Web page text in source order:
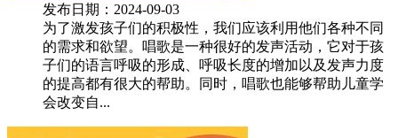
发布日期：2024-09-03
为了激发孩子们的积极性，我们应该利用他们各种不同
的需求和欲望。唱歌是一种很好的发声活动，它对于孩
子们的语言呼吸的形成、呼吸长度的增加以及发声力度
的提高都有很大的帮助。同时，唱歌也能够帮助儿童学
会改变自...